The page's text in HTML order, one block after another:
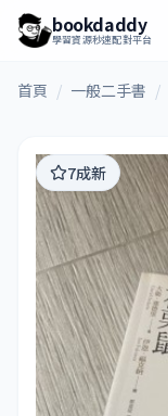
bookdaddy
學習資源秒速配對平台
首頁 / 一般二手書 /
7成新